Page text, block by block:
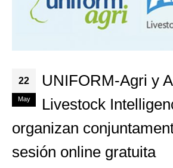
22
May
UNIFORM-Agri y
Livestock
organizan
sesión online gratuita